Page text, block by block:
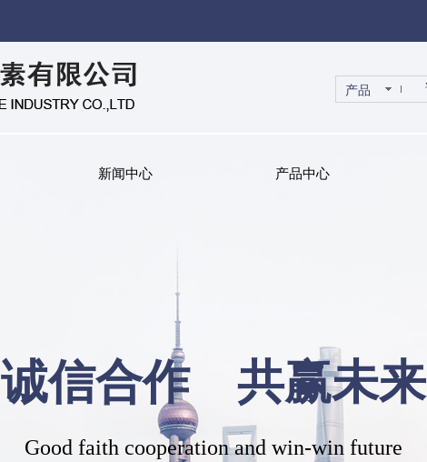
产品
新闻中心 产品中心
诚信合作 共赢未来
Good faith cooperation and win-win future